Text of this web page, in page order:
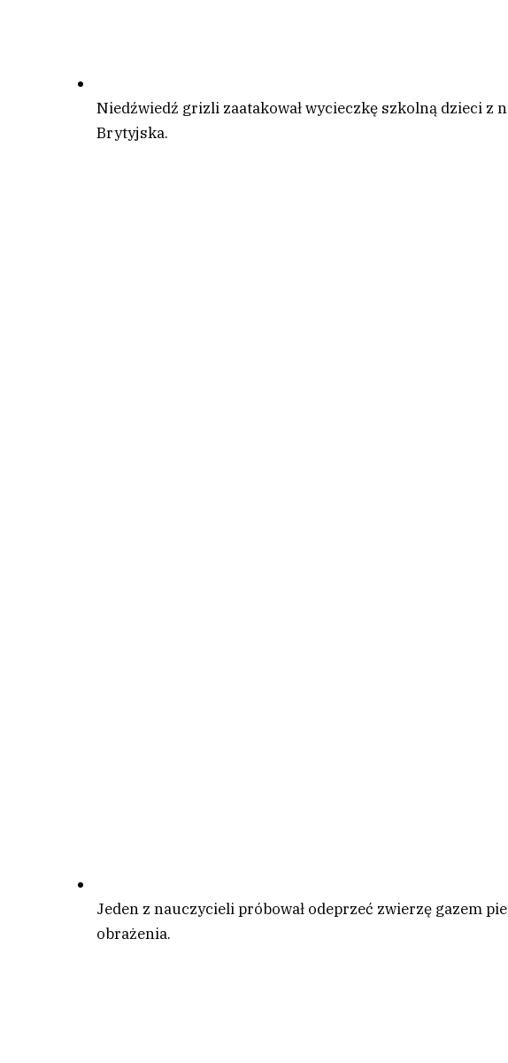
Niedźwiedź grizli zaatakował wycieczkę szkolną dzieci z
Brytyjska.
Jeden z nauczycieli próbował odeprzeć zwierzę gazem
obrażenia.